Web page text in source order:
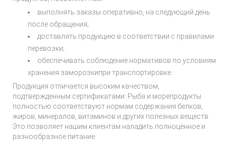
выполнять заказы оперативно, на следующий день
после обращения;
доставлять продукцию в соответствии с правилами
перевозки;
обеспечивать соблюдение нормативов по условиям
хранения заморозкипри транспортировке.
Продукция отличается высоким качеством,
подтвержденным сертификатами. Рыба и морепродукты
полностью соответствуют нормам содержания белков,
жиров, минералов, витаминов и других полезных веществ.
Это позволяет нашим клиентам наладить полноценное и
разнообразное питание.